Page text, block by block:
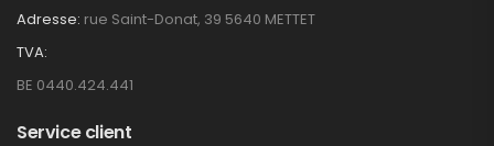
Adresse: rue Saint-Donat, 39 5640 METTET
TVA:
BE 0440.424.441
Service client